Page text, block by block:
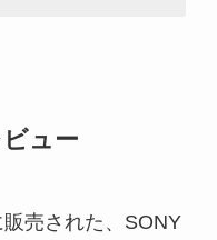
ュー
売された、SONY